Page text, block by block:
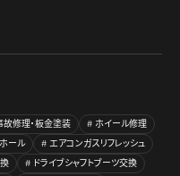
故修理・板金塗装
ホイール修理
ール
エアコンガスリフレッシュ
ドライブシャフトブーツ交換